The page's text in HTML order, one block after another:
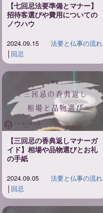
【七回忌法要準備とマナー】
招待客選びや費用についての
ノウハウ
2024.09.15
法要と仏事の流れ
回忌
【三回忌の香典返しマナーガ
イド】相場や品物選びとお礼
の手紙
2024.09.05
法要と仏事の流れ
│ 回忌